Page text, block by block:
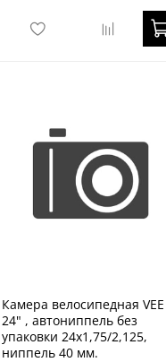
Камера велосипедная VEE
24" , автониппель без
упаковки 24x1,75/2,125,
ниппель 40 мм.